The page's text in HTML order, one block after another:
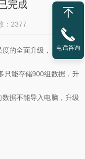
完成
：2377
的全面升级，升级后的
只能存储900组数据，升
据不能导入电脑，升级
电话咨询